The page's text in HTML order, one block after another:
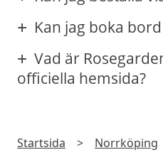
Kan jag boka
Vad är
officiella hemsida?
Startsida > Norrköping